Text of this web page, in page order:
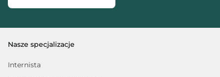
Nasze specjalizacje
Internista